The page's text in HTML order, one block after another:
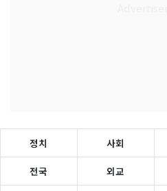
정치 사회
전국 외교